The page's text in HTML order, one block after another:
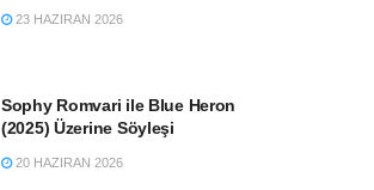
23 HAZIRAN 2026
Sophy Romvari ile Blue Heron
(2025) Üzerine Söyleşi
20 HAZIRAN 2026